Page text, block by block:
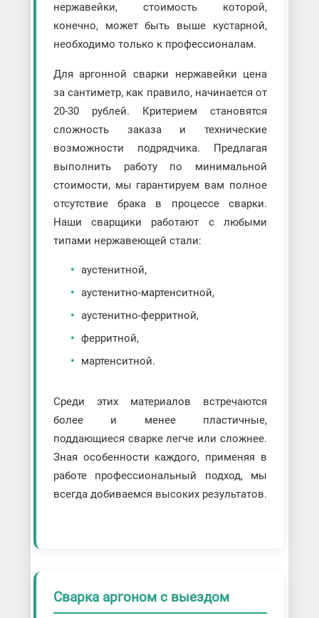
нержавейки, стоимость которой,
конечно, может быть выше кустарной,
необходимо только к профессионалам.
Для аргонной сварки нержавейки цена
за сантиметр, как правило, начинается от
20-30 рублей. Критерием становятся
сложность заказа и технические
возможности подрядчика. Предлагая
выполнить работу по минимальной
стоимости, мы гарантируем вам полное
отсутствие брака в процессе сварки.
Наши сварщики работают с любыми
типами нержавеющей стали:
аустенитной,
аустенитно-мартенситной,
аустенитно-ферритной,
ферритной,
мартенситной.
Среди этих материалов встречаются
более и менее пластичные,
поддающиеся сварке легче или сложнее.
Зная особенности каждого, применяя в
работе профессиональный подход, мы
всегда добиваемся высоких результатов.
Сварка аргоном с выездом